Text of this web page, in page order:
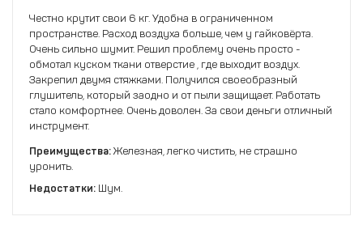
Честно крутит свои 6 кг. Удобна в ограниченном
пространстве. Расход воздуха больше, чем у гайковёрта.
Очень сильно шумит. Решил проблему очень просто -
обмотал куском ткани отверстие , где выходит воздух.
Закрепил двумя стяжками. Получился своеобразный
глушитель, который заодно и от пыли защищает. Работать
стало комфортнее. Очень доволен. За свои деньги отличный
инструмент.
Преимущества: Железная, легко чистить, не страшно
уронить.
Недостатки: Шум.